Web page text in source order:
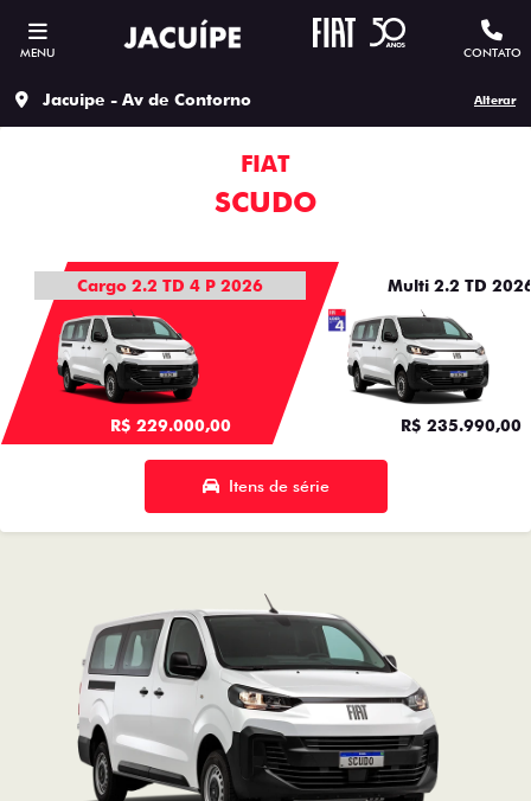
MENU CONTATO
Jacuipe - Av de Contorno Alterar
FIAT
SCUDO
Cargo 2.2 TD 4 P 2026
R$ 229.000,00
Multi 2.2 TD
R$ 235.990,00
Itens de série